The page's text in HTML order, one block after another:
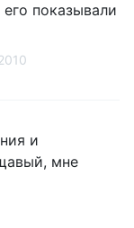
показывали
и
мне